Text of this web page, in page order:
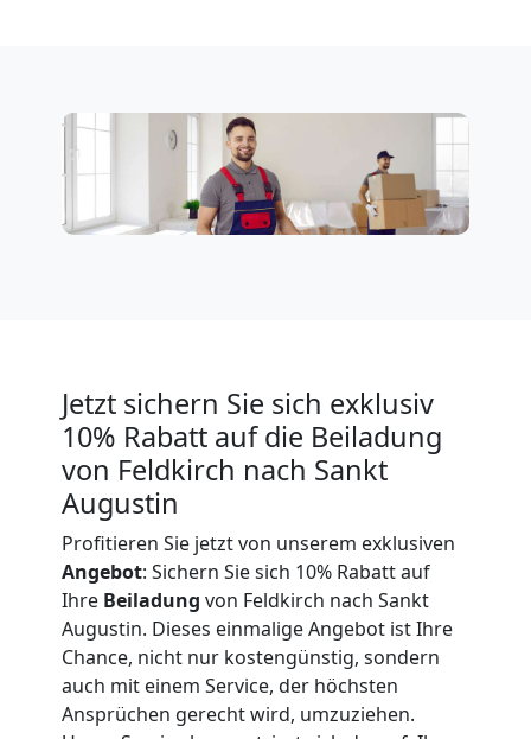
Jetzt sichern Sie sich exklusiv
10% Rabatt auf die Beiladung
von Feldkirch nach Sankt
Augustin
Profitieren Sie jetzt von unserem exklusiven
Angebot: Sichern Sie sich 10% Rabatt auf
Ihre Beiladung von Feldkirch nach Sankt
Augustin. Dieses einmalige Angebot ist Ihre
Chance, nicht nur kostengünstig, sondern
auch mit einem Service, der höchsten
Ansprüchen gerecht wird, umzuziehen.
Büroumzug
Feldkirch
Tragehilfe
Feldkirch
Kleiner
Umzug
Feldkirch